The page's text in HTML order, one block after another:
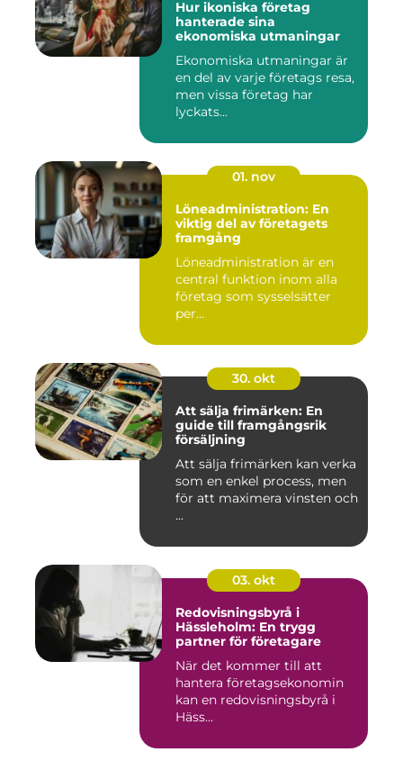
Hur ikoniska företag
hanterade sina
ekonomiska utmaningar
Ekonomiska utmaningar är
en del av varje företags resa,
men vissa företag har
lyckats...
01. nov
Löneadministration: En
viktig del av företagets
framgång
Löneadministration är en
central funktion inom alla
företag som sysselsätter
per...
30. okt
Att sälja frimärken: En
guide till framgångsrik
försäljning
Att sälja frimärken kan verka
som en enkel process, men
för att maximera vinsten och
...
03. okt
Redovisningsbyrå i
Hässleholm: En trygg
partner för företagare
När det kommer till att
hantera företagsekonomin
kan en redovisningsbyrå i
Häss...